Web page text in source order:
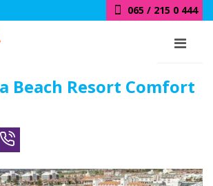
065 / 215 0 444
Beach Resort Comfort